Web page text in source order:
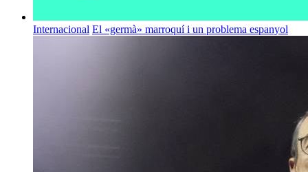
Internacional El «germà» marroquí i un problema espanyol